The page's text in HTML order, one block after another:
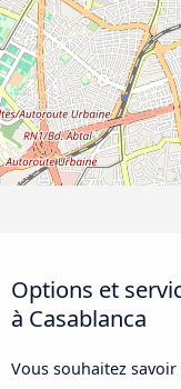
Options et
à Casablanca
Vous souhaitez